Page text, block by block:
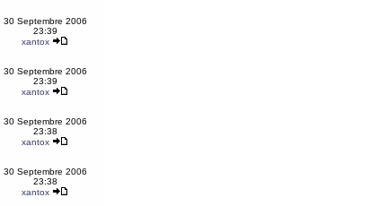
30 Septembre 2006
23:39
xantox
30 Septembre 2006
23:39
xantox
30 Septembre 2006
23:38
xantox
30 Septembre 2006
23:38
xantox